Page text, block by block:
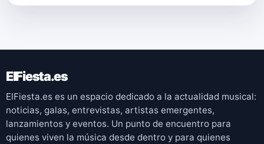
ElFiesta.es
ElFiesta.es es un espacio dedicado a la actualidad musical:
noticias, galas, entrevistas, artistas emergentes,
lanzamientos y eventos. Un punto de encuentro para
quienes viven la música desde dentro y para quienes